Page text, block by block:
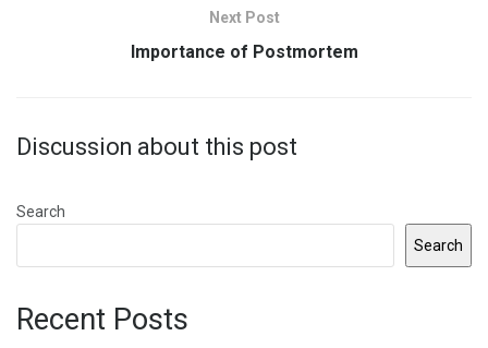
Next Post
Importance of Postmortem
Discussion about this post
Search
Search
Recent Posts